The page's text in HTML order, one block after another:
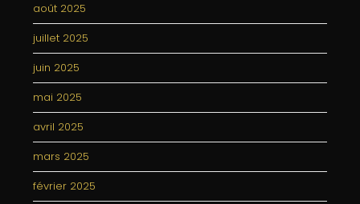
août 2025
juillet 2025
juin 2025
mai 2025
avril 2025
mars 2025
février 2025